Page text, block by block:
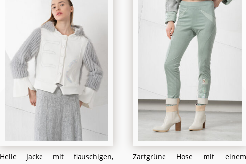
Helle Jacke mit flauschigen,
Zartgrüne Hose mit einem